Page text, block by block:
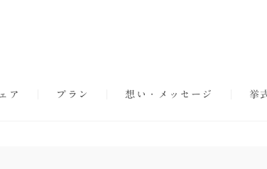
ア プラン 想い・メッセージ 挙